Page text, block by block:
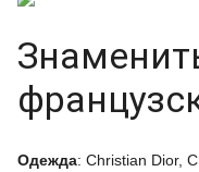
Одежда: Christian Dior,